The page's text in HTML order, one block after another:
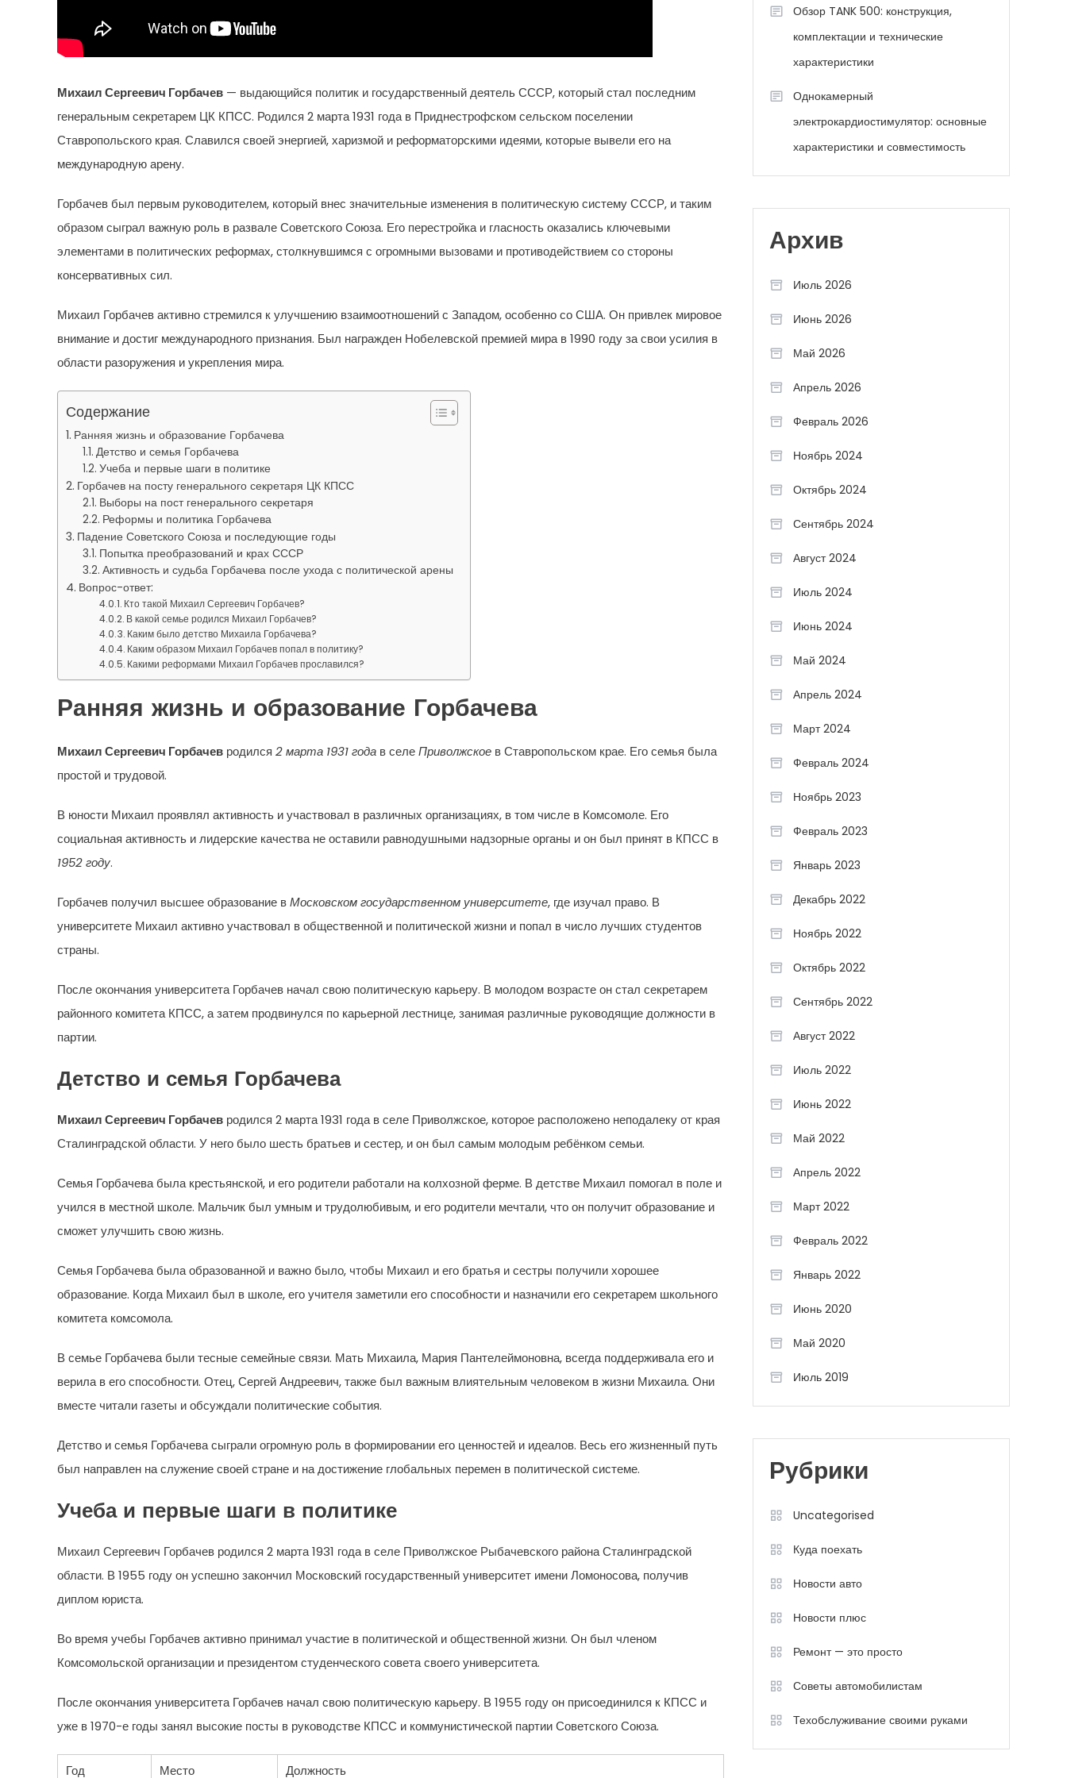
Михаил Сергеевич Горбачев — выдающийся политик и государственный деятель СССР, который стал последним
генеральным секретарем ЦК КПСС. Родился 2 марта 1931 года в Приднестрофском сельском поселении
Ставропольского края. Славился своей энергией, харизмой и реформаторскими идеями, которые вывели его на
международную арену.
Горбачев был первым руководителем, который внес значительные изменения в политическую систему СССР, и таким
образом сыграл важную роль в развале Советского Союза. Его перестройка и гласность оказались ключевыми
элементами в политических реформах, столкнувшимся с огромными вызовами и противодействием со стороны
консервативных сил.
Михаил Горбачев активно стремился к улучшению взаимоотношений с Западом, особенно со США. Он привлек мировое
внимание и достиг международного признания. Был награжден Нобелевской премией мира в 1990 году за свои усилия в
области разоружения и укрепления мира.
Содержание
Ранняя жизнь и образование Горбачева
Детство и семья Горбачева
Учеба и первые шаги в политике
Горбачев на посту генерального секретаря ЦК КПСС
Выборы на пост генерального секретаря
Реформы и политика Горбачева
Падение Советского Союза и последующие годы
Попытка преобразований и крах СССР
Активность и судьба Горбачева после ухода с политической арены
Вопрос-ответ:
Кто такой Михаил Сергеевич Горбачев?
В какой семье родился Михаил Горбачев?
Каким было детство Михаила Горбачева?
Каким образом Михаил Горбачев попал в политику?
Какими реформами Михаил Горбачев прославился?
Ранняя жизнь и образование Горбачева
Михаил Сергеевич Горбачев родился 2 марта 1931 года в селеПриволжское в Ставропольском крае. Его семья была
простой и трудовой.
В юности Михаил проявлял активность и участвовал в различных организациях, в том числе в Комсомоле. Его
социальная активность и лидерские качества не оставили равнодушными надзорные органы и он был принят в КПСС в
1952 году.
Горбачев получил высшее образование вМосковском государственном университете, где изучал право. В
университете Михаил активно участвовал в общественной и политической жизни и попал в число лучших студентов
страны.
После окончания университета Горбачев начал свою политическую карьеру. В молодом возрасте он стал секретарем
районного комитета КПСС, а затем продвинулся по карьерной лестнице, занимая различные руководящие должности в
партии.
Детство и семья Горбачева
Михаил Сергеевич Горбачев родился 2 марта 1931 года в селе Приволжское, которое расположено неподалеку от края
Сталинградской области. У него было шесть братьев и сестер, и он был самым молодым ребёнком семьи.
Семья Горбачева была крестьянской, и его родители работали на колхозной ферме. В детстве Михаил помогал в поле и
учился в местной школе. Мальчик был умным и трудолюбивым, и его родители мечтали, что он получит образование и
сможет улучшить свою жизнь.
Семья Горбачева была образованной и важно было, чтобы Михаил и его братья и сестры получили хорошее
образование. Когда Михаил был в школе, его учителя заметили его способности и назначили его секретарем школьного
комитета комсомола.
В семье Горбачева были тесные семейные связи. Мать Михаила, Мария Пантелеймоновна, всегда поддерживала его и
верила в его способности. Отец, Сергей Андреевич, также был важным влиятельным человеком в жизни Михаила. Они
вместе читали газеты и обсуждали политические события.
Детство и семья Горбачева сыграли огромную роль в формировании его ценностей и идеалов. Весь его жизненный путь
был направлен на служение своей стране и на достижение глобальных перемен в политической системе.
Учеба и первые шаги в политике
Михаил Сергеевич Горбачев родился 2 марта 1931 года в селе Приволжское Рыбачевского района Сталинградской
области. В 1955 году он успешно закончил Московский государственный университет имени Ломоносова, получив
диплом юриста.
Во время учебы Горбачев активно принимал участие в политической и общественной жизни. Он был членом
Комсомольской организации и президентом студенческого совета своего университета.
После окончания университета Горбачев начал свою политическую карьеру. В 1955 году он присоединился к КПСС и
уже в 1970-е годы занял высокие посты в руководстве КПСС и коммунистической партии Советского Союза.
Год Место Должность
Обзор TANK 500: конструкция,
комплектации и технические
характеристики
Однокамерный
электрокардиостимулятор: основные
характеристики и совместимость
Архив
Июль 2026
Июнь 2026
Май 2026
Апрель 2026
Февраль 2026
Ноябрь 2024
Октябрь 2024
Сентябрь 2024
Август 2024
Июль 2024
Июнь 2024
Май 2024
Апрель 2024
Март 2024
Февраль 2024
Ноябрь 2023
Февраль 2023
Январь 2023
Декабрь 2022
Ноябрь 2022
Октябрь 2022
Сентябрь 2022
Август 2022
Июль 2022
Июнь 2022
Май 2022
Апрель 2022
Март 2022
Февраль 2022
Январь 2022
Июнь 2020
Май 2020
Июль 2019
Рубрики
Uncategorised
Куда поехать
Новости авто
Новости плюс
Ремонт — это просто
Советы автомобилистам
Техобслуживание своими руками